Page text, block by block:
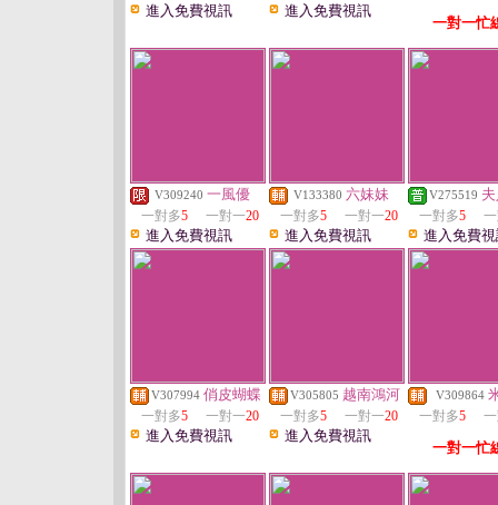
進入免費視訊 進入免費視訊
一對一忙
V309240 一風優
一對多5 一對一20
進入免費視訊
V133380 六妹妹
一對多5 一對一20
進入免費視訊
V275519
一對多5
進入免費
V307994 俏皮蝴蝶
一對多5 一對一20
進入免費視訊
V305805 越南鴻河
一對多5 一對一20
進入免費視訊
V309864
一對多5
一對一忙